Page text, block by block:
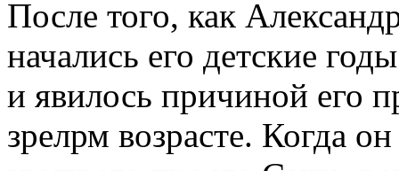
После того, как
начались его детские
и явилось причиной его
зрелрм возрасте. Когда